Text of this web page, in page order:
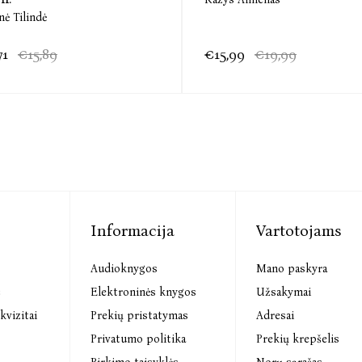
Baigęs skaityti romaną, nejučia susimąsčiau
Tilindė
€15,89 €15,99 €19,99
Informacija
Audioknygos
Elektroninės knygos
Prekių pristatymas
Privatumo politika
Vartotojams
Mano paskyra
Užsakymai
Adresai
Prekių krepšelis